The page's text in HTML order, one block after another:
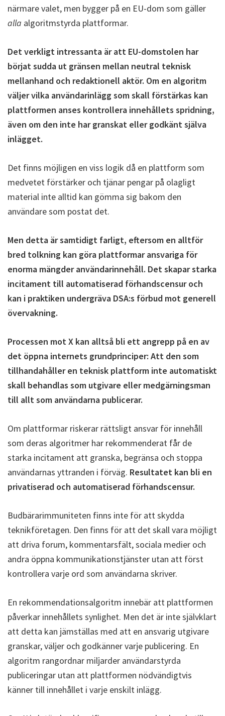
närmare valet, men bygger på en EU-dom som gäller
alla algoritmstyrda plattformar.
Det verkligt intressanta är att EU-domstolen har
börjat sudda ut gränsen mellan neutral teknisk
mellanhand och redaktionell aktör. Om en algoritm
väljer vilka användarinlägg som skall förstärkas kan
plattformen anses kontrollera innehållets spridning,
även om den inte har granskat eller godkänt själva
inlägget.
Det finns möjligen en viss logik då en plattform som
medvetet förstärker och tjänar pengar på olagligt
material inte alltid kan gömma sig bakom den
användare som postat det.
Men detta är samtidigt farligt, eftersom en alltför
bred tolkning kan göra plattformar ansvariga för
enorma mängder användarinnehåll. Det skapar starka
incitament till automatiserad förhandscensur och
kan i praktiken undergräva DSA:s förbud mot generell
övervakning.
Processen mot X kan alltså bli ett angrepp på en av
det öppna internets grundprinciper: Att den som
tillhandahåller en teknisk plattform inte automatiskt
skall behandlas som utgivare eller medgärningsman
till allt som användarna publicerar.
Om plattformar riskerar rättsligt ansvar för innehåll
som deras algoritmer har rekommenderat får de
starka incitament att granska, begränsa och stoppa
användarnas yttranden i förväg. Resultatet kan bli en
privatiserad och automatiserad förhandscensur.
Budbärarimmuniteten finns inte för att skydda
teknikföretagen. Den finns för att det skall vara möjligt
att driva forum, kommentarsfält, sociala medier och
andra öppna kommunikationstjänster utan att först
kontrollera varje ord som användarna skriver.
En rekommendationsalgoritm innebär att plattformen
påverkar innehållets synlighet. Men det är inte självklart
att detta kan jämställas med att en ansvarig utgivare
granskar, väljer och godkänner varje publicering. En
algoritm rangordnar miljarder användarstyrda
publiceringar utan att plattformen nödvändigtvis
känner till innehållet i varje enskilt inlägg.